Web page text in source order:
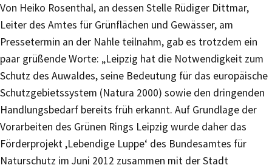
Von Heiko Rosenthal, an dessen Stelle Rüdiger Dittmar,
Leiter des Amtes für Grünflächen und Gewässer, am
Pressetermin an der Nahle teilnahm, gab es trotzdem ein
paar grüßende Worte: „Leipzig hat die Notwendigkeit zum
Schutz des Auwaldes, seine Bedeutung für das europäische
Schutzgebietssystem (Natura 2000) sowie den dringenden
Handlungsbedarf bereits früh erkannt. Auf Grundlage der
Vorarbeiten des Grünen Rings Leipzig wurde daher das
Förderprojekt ,Lebendige Luppe‘ des Bundesamtes für
Naturschutz im Juni 2012 zusammen mit der Stadt